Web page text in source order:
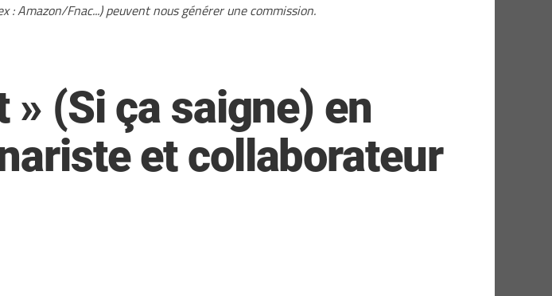
: Amazon/Fnac...) peuvent nous générer une commission.
(Si ça saigne) en
et collaborateur